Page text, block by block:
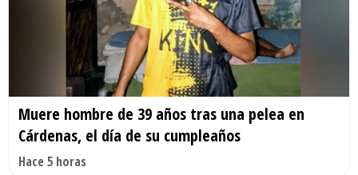
Muere hombre de 39 años tras una pelea en
Cárdenas, el día de su cumpleaños
Hace 5 horas